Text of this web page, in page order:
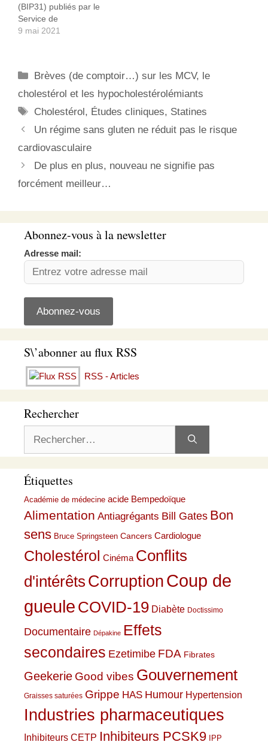
(BIP31) publiés par le
Service de
Pharmacologie Clinique
Pharmacoépidémiologie
et d'Information sur le
Médicament (CRPV) du
CHU et de la Faculté de
Médecine de Toulouse.
En effet celui-ci aborde
des sujets divers avec
pertinence et…
9 mai 2021
Catégories
Brèves (de comptoir…) sur les MCV, le
cholestérol et les hypocholestérolémiants
Étiquettes
Cholestérol, Études cliniques, Statines
Un régime sans gluten ne réduit pas le risque
cardiovasculaire
De plus en plus, nouveau ne signifie pas
forcément meilleur…
Abonnez-vous à la newsletter
Adresse mail:
S\’abonner au flux RSS
RSS - Articles
Rechercher
Étiquettes
Académie de médecine acide Bempedoïque
Alimentation Antiagrégants Bill Gates Bon
sens Bruce Springsteen Cancers Cardiologue
Cholestérol Cinéma Conflits
d'intérêts CorruptionCoup de
gueule COVID-19 Diabète Doctissimo
Documentaire Dépakine Effets
secondaires Ezetimibe FDA Fibrates
Geekerie Good vibes Gouvernement
Graisses saturées Grippe HAS Humour Hypertension
Industries pharmaceutiques
Inhibiteurs CETP Inhibiteurs PCSK9 IPP